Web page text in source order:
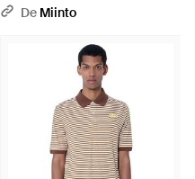
De Miinto